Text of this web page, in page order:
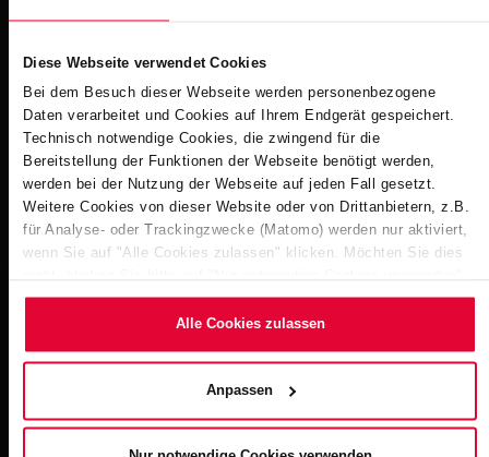
Diese Webseite verwendet Cookies
Bei dem Besuch dieser Webseite werden personenbezogene
Daten verarbeitet und Cookies auf Ihrem Endgerät gespeichert.
Technisch notwendige Cookies, die zwingend für die
Bereitstellung der Funktionen der Webseite benötigt werden,
werden bei der Nutzung der Webseite auf jeden Fall gesetzt.
Weitere Cookies von dieser Website oder von Drittanbietern, z.B.
für Analyse- oder Trackingzwecke (Matomo) werden nur aktiviert,
wenn Sie auf "Alle Cookies zulassen" klicken. Möchten Sie dies
Mehr dazu (einschließlich der Möglichkeit, die
Einwilligungserklärung zu ändern oder zu widerrufen) erfahren Sie
derDatenschutzerklärung.
Alle Cookies zulassen
Anpassen
Yamaguchi Japan - Steuler Pool Linings
Dateigröße: 546 KB | Dateiformat: pdf
Weitere Impressionen